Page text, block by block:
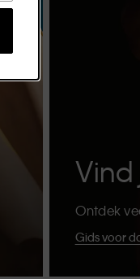
Ontdek
Gids voor